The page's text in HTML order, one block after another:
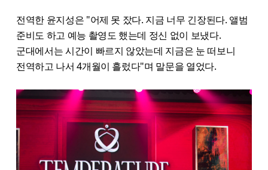
전역한 윤지성은 "어제 못 잤다. 지금 너무 긴장된다. 앨범
준비도 하고 예능 촬영도 했는데 정신 없이 보냈다.
군대에서는 시간이 빠르지 않았는데 지금은 눈 떠보니
전역하고 나서 4개월이 흘렀다"며 말문을 열었다.